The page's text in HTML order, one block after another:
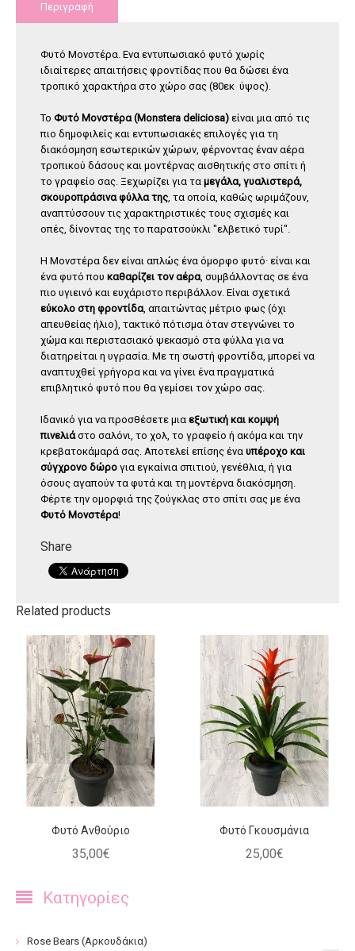
Περιγραφή
Φυτό Μονστέρα. Ενα εντυπωσιακό φυτό χωρίς
ιδιαίτερες απαιτήσεις φροντίδας που θα δώσει ένα
τροπικό χαρακτήρα στο χώρο σας (80εκ ύψος).
Το Φυτό Μονστέρα (Monstera deliciosa) είναι μια από τις
πιο δημοφιλείς και εντυπωσιακές επιλογές για τη
διακόσμηση εσωτερικών χώρων, φέρνοντας έναν αέρα
τροπικού δάσους και μοντέρνας αισθητικής στο σπίτι ή
το γραφείο σας. Ξεχωρίζει για τα μεγάλα, γυαλιστερά,
σκουροπράσινα φύλλα της, τα οποία, καθώς ωριμάζουν,
αναπτύσσουν τις χαρακτηριστικές τους σχισμές και
οπές, δίνοντας της το παρατσούκλι "ελβετικό τυρί".
Η Μονστέρα δεν είναι απλώς ένα όμορφο φυτό· είναι και
ένα φυτό που καθαρίζει τον αέρα, συμβάλλοντας σε ένα
πιο υγιεινό και ευχάριστο περιβάλλον. Είναι σχετικά
εύκολο στη φροντίδα, απαιτώντας μέτριο φως (όχι
απευθείας ήλιο), τακτικό πότισμα όταν στεγνώνει το
χώμα και περιστασιακό ψεκασμό στα φύλλα για να
διατηρείται η υγρασία. Με τη σωστή φροντίδα, μπορεί να
αναπτυχθεί γρήγορα και να γίνει ένα πραγματικά
επιβλητικό φυτό που θα γεμίσει τον χώρο σας.
Ιδανικό για να προσθέσετε μια εξωτική και κομψή
πινελιάστο σαλόνι, το χολ, το γραφείο ή ακόμα και την
κρεβατοκάμαρά σας. Αποτελεί επίσης ένα υπέροχο και
σύγχρονο δώρο για εγκαίνια σπιτιού, γενέθλια, ή για
όσους αγαπούν τα φυτά και τη μοντέρνα διακόσμηση.
Φέρτε την ομορφιά της ζούγκλας στο σπίτι σας με ένα
Φυτό Μονστέρα!
Share
Related products
Φυτό Ανθούριο
35,00€
Φυτό Γκουσμάνια
25,00€
Κατηγορίες
Rose Bears (Αρκουδάκια)